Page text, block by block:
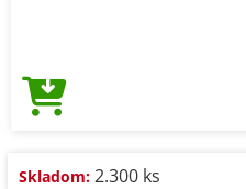
Skladom: 2.300 ks